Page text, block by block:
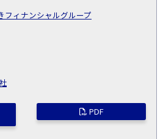
フィナンシャルグループ
PDF